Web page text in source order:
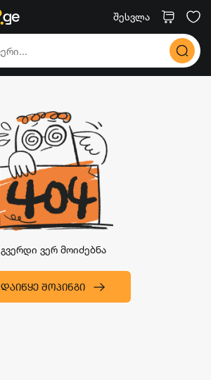
შესვლა
გვერდი ვერ მოიძებნა
ᲓᲐᲘᲬᲧᲔ ᲨᲝᲞᲘᲜᲒᲘ